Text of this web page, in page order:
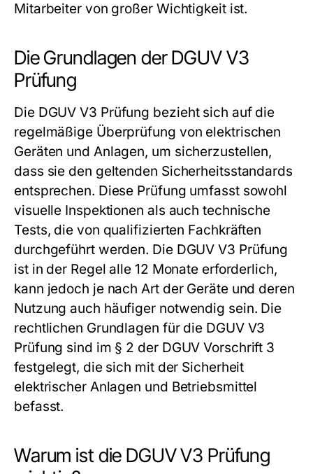
Mitarbeiter von großer Wichtigkeit ist.
Die Grundlagen der DGUV V3
Prüfung
Die DGUV V3 Prüfung bezieht sich auf die
regelmäßige Überprüfung von elektrischen
Geräten und Anlagen, um sicherzustellen,
dass sie den geltenden Sicherheitsstandards
entsprechen. Diese Prüfung umfasst sowohl
visuelle Inspektionen als auch technische
Tests, die von qualifizierten Fachkräften
durchgeführt werden. Die DGUV V3 Prüfung
ist in der Regel alle 12 Monate erforderlich,
kann jedoch je nach Art der Geräte und deren
Nutzung auch häufiger notwendig sein. Die
rechtlichen Grundlagen für die DGUV V3
Prüfung sind im § 2 der DGUV Vorschrift 3
festgelegt, die sich mit der Sicherheit
elektrischer Anlagen und Betriebsmittel
befasst.
Warum ist die DGUV V3 Prüfung